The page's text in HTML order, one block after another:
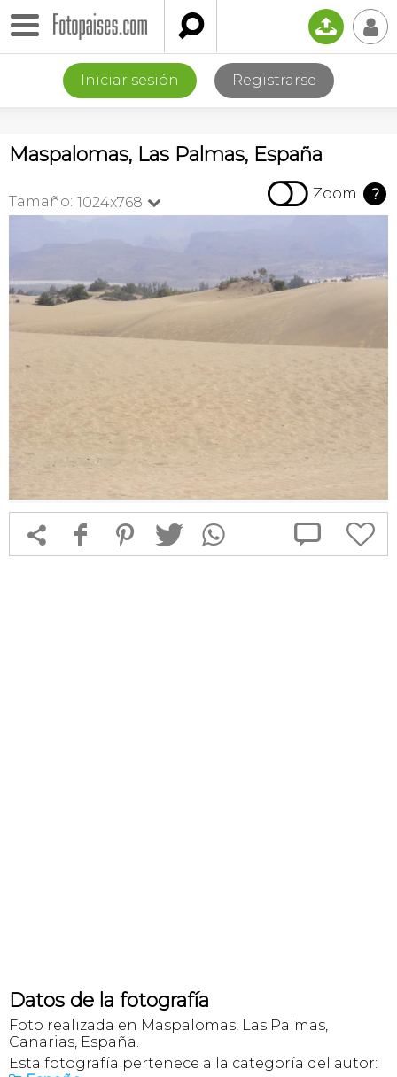
 📤 👤
Iniciar sesión Registrarse
Maspalomas, Las Palmas, España
Tamaño: 1024x768   Zoom ?
 f 1 T  
Datos de la fotografía
Foto realizada en Maspalomas, Las Palmas,
Canarias, España.
Esta fotografía pertenece a la categoría del autor: